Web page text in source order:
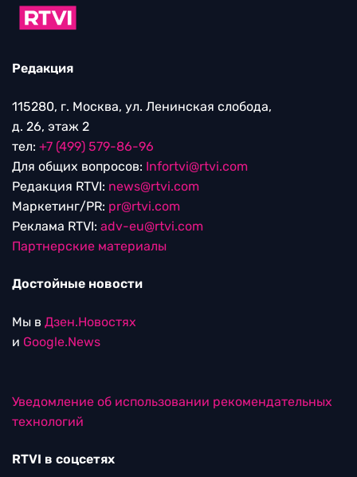
Редакция
115280, г. Москва, ул. Ленинская слобода,
д. 26, этаж 2
тел: +7 (499) 579-86-96
Для общих вопросов: Infortvi@rtvi.com
Редакция RTVI: news@rtvi.com
Маркетинг/PR: pr@rtvi.com
Реклама RTVI: adv-eu@rtvi.com
Партнерские материалы
Достойные новости
Мы в Дзен.Новостях
и Google.News
Уведомление об использовании рекомендательных
технологий
RTVI в соцсетях